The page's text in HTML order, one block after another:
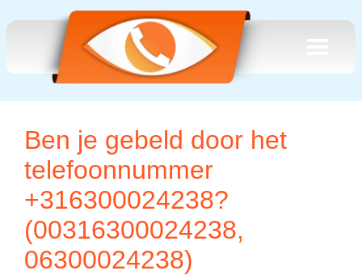
Ben je gebeld door het
telefoonnummer
+316300024238?
(00316300024238,
06300024238)